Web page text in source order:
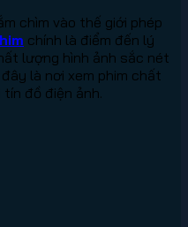
chìm vào thế giới phép
chính là điểm đến lý
lượng hình ảnh sắc nét
là nơi xem phim chất
đồ điện ảnh.